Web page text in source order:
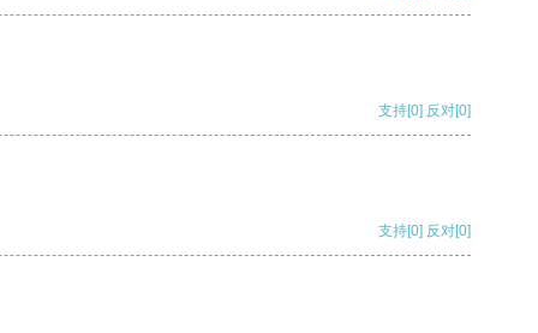
支持[0] 反对[0]
支持[0] 反对[0]